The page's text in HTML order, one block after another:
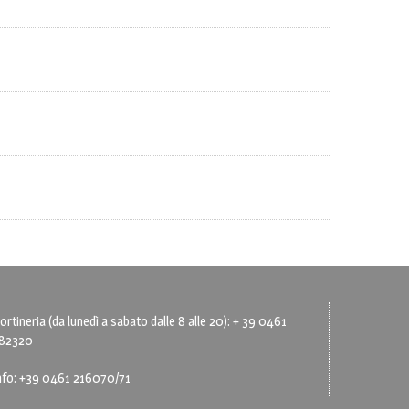
(da lunedì a sabato dalle 8 alle 20): + 39 0461
+39 0461 216070/71